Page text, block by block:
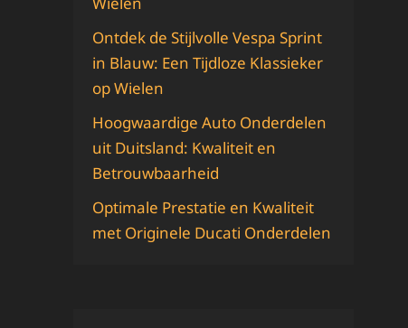
Ontdek de Stijlvolle Vespa Sprint
in Blauw: Een Tijdloze Klassieker
op Wielen
Hoogwaardige Auto Onderdelen
uit Duitsland: Kwaliteit en
Betrouwbaarheid
Optimale Prestatie en Kwaliteit
met Originele Ducati Onderdelen